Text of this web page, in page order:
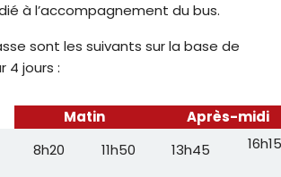
à l’accompagnement du bus.
sont les suivants sur la base de
4 jours :
Matin Après-midi
8h20 11h50 13h45 16h15